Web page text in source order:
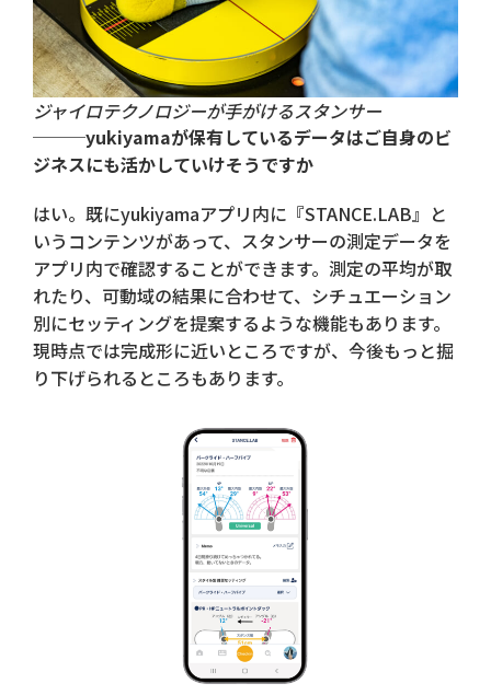
ジャイロテクノロジーが手がけるスタンサー
───yukiyamaが保有しているデータはご自身のビ
ジネスにも活かしていけそうですか
はい。既にyukiyamaアプリ内に『STANCE.LAB』と
いうコンテンツがあって、スタンサーの測定データを
アプリ内で確認することができます。測定の平均が取
れたり、可動域の結果に合わせて、シチュエーション
別にセッティングを提案するような機能もあります。
現時点では完成形に近いところですが、今後もっと掘
り下げられるところもあります。